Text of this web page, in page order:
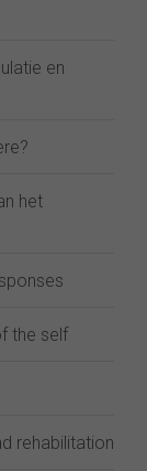
en
het
the self
rehabilitation